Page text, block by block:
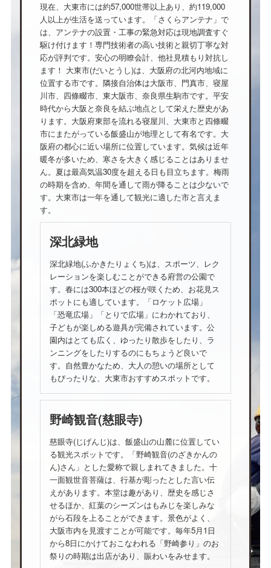
現在、大東市には約57,000世帯以上あり、約119,000
人以上が生活を送っています。「さくらアンテナ」で
は、アンテナの設置・工事の緊急対応は現地調査すぐ
駆け付けます！専門技術者の高い技術と親切丁寧な対
応が評判です。安心の明瞭会計、他社見積もり対抗し
ます！ 大東市(だいとうし)は、大阪府の北河内地域に
位置する市です。隣接自治体は大阪市、門真市、寝屋
川市、四條畷市、東大阪市、奈良県生駒市です。平安
時代から大阪と奈良を結ぶ地点として栄えた歴史があ
ります。大阪府東部を流れる寝屋川、大東市と四條畷
市にまたがっている飯盛山が地理として有名です。大
阪府の都心に近い場所に位置しています。気候は近年
暖冬が多いため、寒さを大きく感じることはありませ
ん。夏は最高気温30度を超える日も目立ちます。梅雨
の時期を含め、年間を通して雨が降ることは少ないで
す。大東市は一年を通して観光に適した市と言えま
す。
深北緑地
深北緑地(ふかきたりょくち)は、スポーツ、レク
レーションを楽しむことができる府営の公園で
す。春には300本ほどの桜が咲くため、お花見ス
ポットにも適しています。「ロケット広場」
「恐竜広場」「とりで広場」にわかれており、
子どもが楽しめる遊具が完備されています。公
園内はとても広く、ゆったり散歩をしたり、ラ
ンニングをしたりするのにもちょうど良いで
す。自然豊かなため、大人の憩いの場所として
もぴったりな、大東市おすすめスポットです。
野崎観音(慈眼寺)
慈眼寺(じげんじ)は、飯盛山の山麓に位置してい
る観光スポットです。「野崎観音(のざきかんの
ん)さん」とした愛称で親しまれてきました。十
一面観世音菩薩は、行基が彫ったとした言い伝
えがあります。本堂は趣があり、歴史を感じさ
せるほか、紅葉のシーズンはもみじを楽しみな
がら石段を上ることができます。景色がよく、
大阪市内を見渡すことが可能です。毎年5月1日
から8日にかけておこなわれる「野崎参り」のお
祭りの時期は出店があり、賑わいをみせます。